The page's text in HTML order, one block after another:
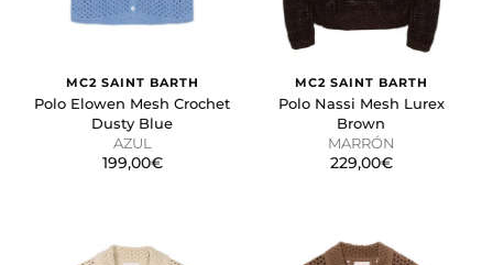
MC2 SAINT BARTH
Polo Elowen Mesh Crochet
Dusty Blue
AZUL
199,00€
MC2 SAINT BARTH
Polo Nassi Mesh Lurex
Brown
MARRÓN
229,00€